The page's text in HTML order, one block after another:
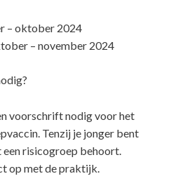
– oktober 2024
– november 2024
voorschrift nodig voor het
Tenzij je jonger bent
een risicogroep behoort.
op met de praktijk.